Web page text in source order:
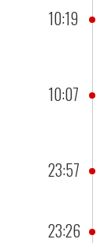
10:19
10:07
23:57
23:26